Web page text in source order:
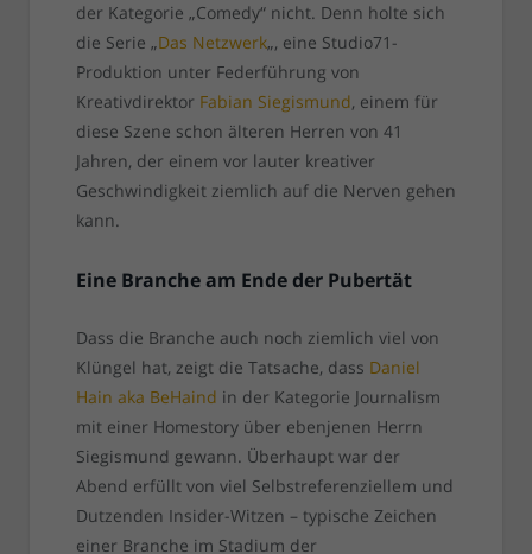
der Kategorie „Comedy“ nicht. Denn holte sich
die Serie „Das Netzwerk„, eine Studio71-
Produktion unter Federführung von
Kreativdirektor Fabian Siegismund, einem für
diese Szene schon älteren Herren von 41
Jahren, der einem vor lauter kreativer
Geschwindigkeit ziemlich auf die Nerven gehen
kann.
Eine Branche am Ende der Pubertät
Dass die Branche auch noch ziemlich viel von
Klüngel hat, zeigt die Tatsache, dass Daniel
Hain aka BeHaind in der Kategorie Journalism
mit einer Homestory über ebenjenen Herrn
Siegismund gewann. Überhaupt war der
Abend erfüllt von viel Selbstreferenziellem und
Dutzenden Insider-Witzen – typische Zeichen
einer Branche im Stadium der